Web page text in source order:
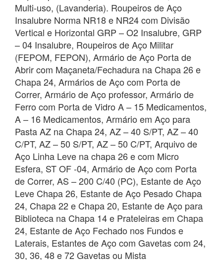
Multi-uso, (Lavanderia). Roupeiros de Aço
Insalubre Norma NR18 e NR24 com Divisão
Vertical e Horizontal GRP – O2 Insalubre, GRP
– 04 Insalubre, Roupeiros de Aço Militar
(FEPOM, FEPON), Armário de Aço Porta de
Abrir com Maçaneta/Fechadura na Chapa 26 e
Chapa 24, Armários de Aço com Porta de
Correr, Armário de Aço professor, Armário de
Ferro com Porta de Vidro A – 15 Medicamentos,
A – 16 Medicamentos, Armário em Aço para
Pasta AZ na Chapa 24, AZ – 40 S/PT, AZ – 40
C/PT, AZ – 50 S/PT, AZ – 50 C/PT, Arquivo de
Aço Linha Leve na chapa 26 e com Micro
Esfera, ST OF -04, Armário de Aço com Porta
de Correr, AS – 200 C/40 (PC), Estante de Aço
Leve Chapa 26, Estante de Aço Pesado Chapa
24, Chapa 22 e Chapa 20, Estante de Aço para
Biblioteca na Chapa 14 e Prateleiras em Chapa
24, Estante de Aço Fechado nos Fundos e
Laterais, Estantes de Aço com Gavetas com 24,
30, 36, 48 e 72 Gavetas ou Mista